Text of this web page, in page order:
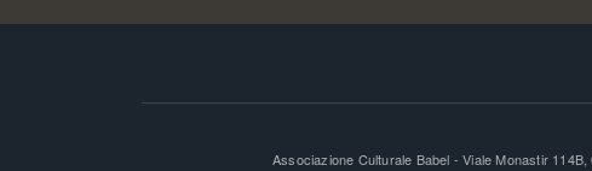
Associazione Culturale Babel - Viale Monastir